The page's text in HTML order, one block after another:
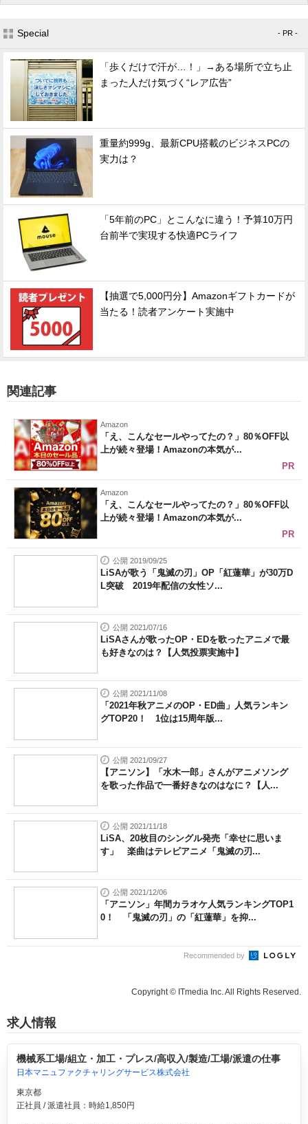
Special - PR -
「歩くだけで汗が…！」→ある場所で立ち止
まった人だけ気づく“レア広告”
重量約999g、最新CPU搭載のビジネスPCの
実力は？
「5年前のPC」とこんなに違う！予算10万円
台前半で実現する快適PCライフ
【抽選で5,000円分】Amazonギフトカードが
当たる！読者アンケート実施中
関連記事
Amazon
「え、こんなセールやってたの？」80％OFF以
上が続々登場！Amazonの本気が...
PR
Amazon
「え、こんなセールやってたの？」80％OFF以
上が続々登場！Amazonの本気が...
PR
公開 2019/09/25
LiSAが歌う「鬼滅の刃」OP「紅蓮華」が30万D
L突破 2019年配信の女性ソ...
公開 2021/07/16
LiSAさんが歌ったOP・EDを歌ったアニメで最
も好きなのは？【人気投票実施中】
公開 2021/11/08
「2021年秋アニメのOP・ED曲」人気ランキン
グTOP20！ 1位は15周年版...
公開 2021/09/27
【アニソン】「水木一郎」さんがアニメソング
を歌った作品で一番好きなのはなに？【人...
公開 2021/11/18
LiSA、20枚目のシングル発売「幸せに思いま
す」 楽曲はテレビアニメ「鬼滅の刃...
公開 2021/12/06
「アニソン」年間カラオケ人気ランキングTOP1
0！ 「鬼滅の刃」の「紅蓮華」を抑...
Recommended by
Copyright © ITmedia Inc. All Rights Reserved.
求人情報
機械系工場/組立・加工・プレス/高収入/製造/工場/派遣の仕事
日本マニュファクチャリングサービス株式会社
東京都
正社員 / 派遣社員：時給1,850円